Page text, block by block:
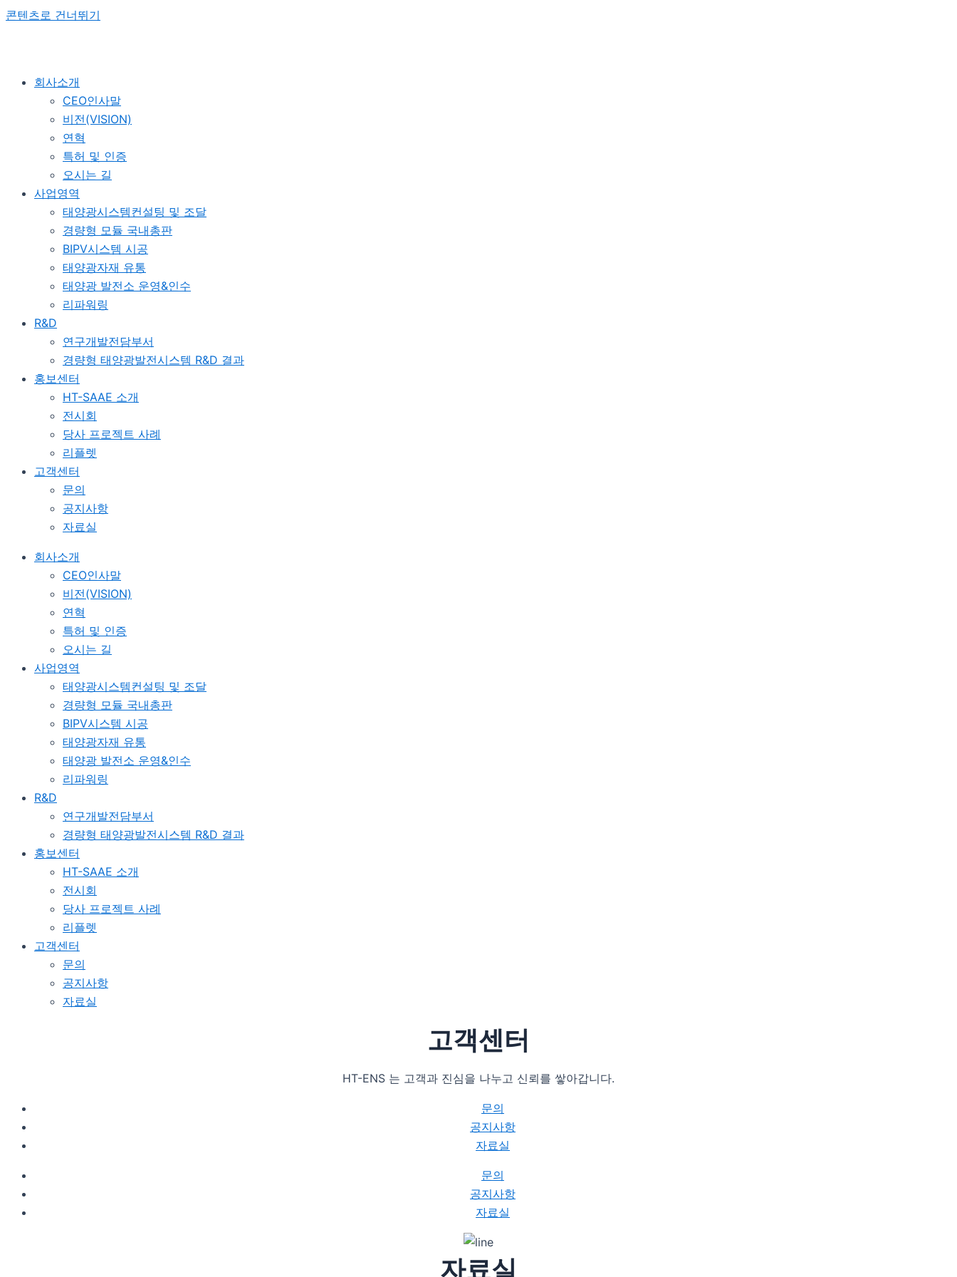
콘텐츠로 건너뛰기
회사소개
CEO인사말
비전(VISION)
연혁
특허 및 인증
오시는 길
사업영역
태양광시스템컨설팅 및 조달
경량형 모듈 국내총판
BIPV시스템 시공
태양광자재 유통
태양광 발전소 운영&인수
리파워링
R&D
연구개발전담부서
경량형 태양광발전시스템 R&D 결과
홍보센터
HT-SAAE 소개
전시회
당사 프로젝트 사례
리플렛
고객센터
문의
공지사항
자료실
회사소개
CEO인사말
비전(VISION)
연혁
특허 및 인증
오시는 길
사업영역
태양광시스템컨설팅 및 조달
경량형 모듈 국내총판
BIPV시스템 시공
태양광자재 유통
태양광 발전소 운영&인수
리파워링
R&D
연구개발전담부서
경량형 태양광발전시스템 R&D 결과
홍보센터
HT-SAAE 소개
전시회
당사 프로젝트 사례
리플렛
고객센터
문의
공지사항
자료실
고객센터
HT-ENS 는 고객과 진심을 나누고 신뢰를 쌓아갑니다.
문의
공지사항
자료실
문의
공지사항
자료실
자료실